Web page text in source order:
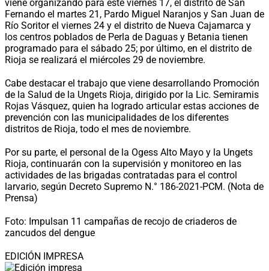
viene organizando para este viernes 17, el distrito de San
Fernando el martes 21, Pardo Miguel Naranjos y San Juan de
Río Soritor el viernes 24 y el distrito de Nueva Cajamarca y
los centros poblados de Perla de Daguas y Betania tienen
programado para el sábado 25; por último, en el distrito de
Rioja se realizará el miércoles 29 de noviembre.
Cabe destacar el trabajo que viene desarrollando Promoción
de la Salud de la Ungets Rioja, dirigido por la Lic. Semiramis
Rojas Vásquez, quien ha logrado articular estas acciones de
prevención con las municipalidades de los diferentes
distritos de Rioja, todo el mes de noviembre.
Por su parte, el personal de la Ogess Alto Mayo y la Ungets
Rioja, continuarán con la supervisión y monitoreo en las
actividades de las brigadas contratadas para el control
larvario, según Decreto Supremo N.° 186-2021-PCM. (Nota de
Prensa)
Foto: Impulsan 11 campañas de recojo de criaderos de
zancudos del dengue
EDICIÓN IMPRESA